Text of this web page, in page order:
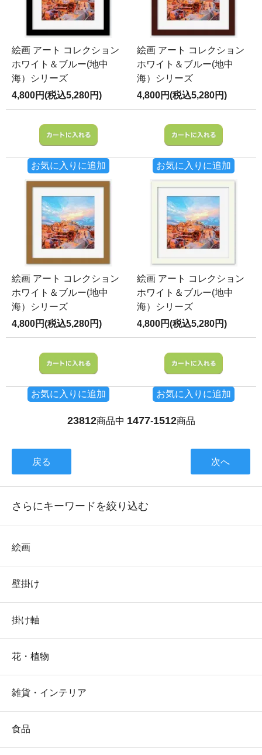
絵画 アート コレクション
ホワイト＆ブルー(地中
海）シリーズ
4,800円(税込5,280円)
お気に入りに追加
絵画 アート コレクション
ホワイト＆ブルー(地中
海）シリーズ
4,800円(税込5,280円)
お気に入りに追加
絵画 アート コレクション
ホワイト＆ブルー(地中
海）シリーズ
4,800円(税込5,280円)
お気に入りに追加
絵画 アート コレクション
ホワイト＆ブルー(地中
海）シリーズ
4,800円(税込5,280円)
お気に入りに追加
23812商品中 1477-1512商品
戻る 次へ
さらにキーワードを絞り込む
絵画
壁掛け
掛け軸
花・植物
雑貨・インテリア
食品